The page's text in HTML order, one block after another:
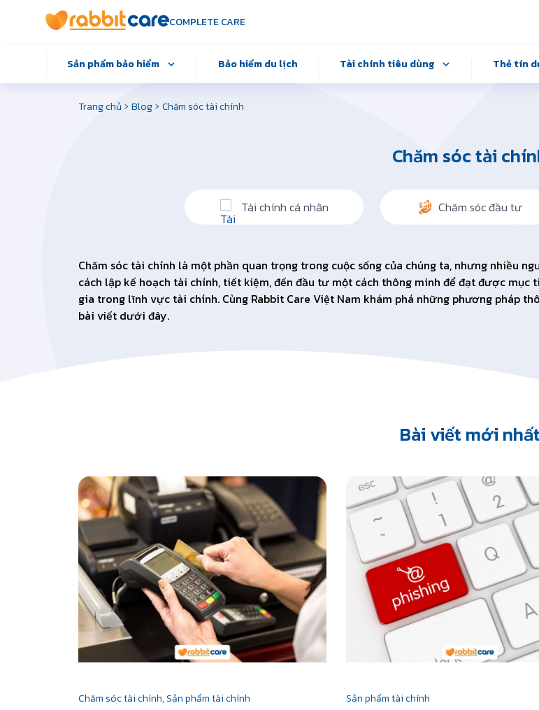
COMPLETE CARE
Sản phẩm bảo hiểm Bảo hiểm du lịch Tài chính tiêu dùng Thẻ tín
Trang chủ › Blog› Chăm sóc tài chính
Chăm sóc tài
Tài chính cá nhân Chăm sóc đầu tư
Chăm sóc tài chính là một phần quan trọng trong cuộc sống của chúng ta, nhưng nhiều
cách lập kế hoạch tài chính, tiết kiệm, đến đầu tư một cách thông minh để đạt được
gia trong lĩnh vực tài chính. Cùng Rabbit Care Việt Nam khám phá những phương pháp
bài viết dưới đây.
Bài viết mới nhất
Chăm sóc tài chính,Sản phẩm tài chính Sản phẩm tài chính